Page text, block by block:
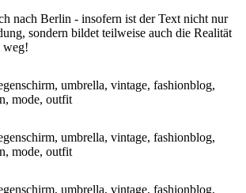
nach Berlin - insofern ist der Text nicht nur
sondern bildet teilweise auch die Realität
weg!